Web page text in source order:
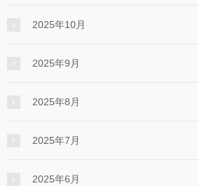
2025年10月
2025年9月
2025年8月
2025年7月
2025年6月